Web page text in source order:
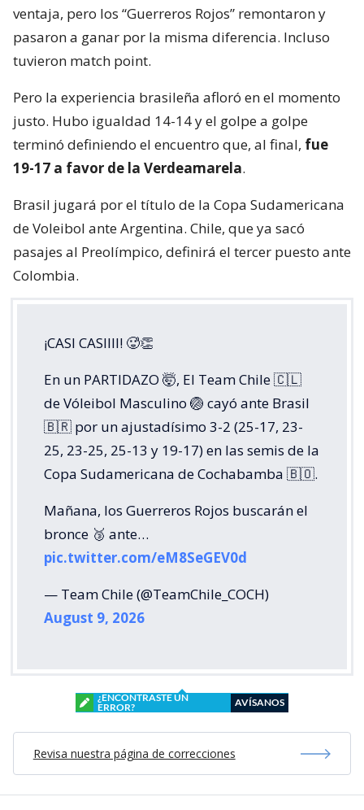
ventaja, pero los “Guerreros Rojos” remontaron y
pasaron a ganar por la misma diferencia. Incluso
tuvieron match point.
Pero la experiencia brasileña afloró en el momento
justo. Hubo igualdad 14-14 y el golpe a golpe
terminó definiendo el encuentro que, al final, fue
19-17 a favor de la Verdeamarela.
Brasil jugará por el título de la Copa Sudamericana
de Voleibol ante Argentina. Chile, que ya sacó
pasajes al Preolímpico, definirá el tercer puesto ante
Colombia.
¡CASI CASIIII! 🥵👏
En un PARTIDAZO 🤯, El Team Chile 🇨🇱
de Vóleibol Masculino 🏐 cayó ante Brasil
🇧🇷 por un ajustadísimo 3-2 (25-17, 23-
25, 23-25, 25-13 y 19-17) en las semis de la
Copa Sudamericana de Cochabamba 🇧🇴.
Mañana, los Guerreros Rojos buscarán el
bronce 🥉 ante…
pic.twitter.com/eM8SeGEV0d
— Team Chile (@TeamChile_COCH)
August 9, 2026
¿ENCONTRASTE UN
ERROR?
AVÍSANOS
Revisa nuestra página de correcciones